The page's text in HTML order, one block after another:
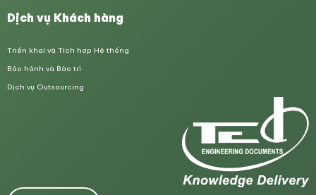
Dịch vụ Khách hàng
Triển khai và Tích hợp Hệ thống
Bảo hành và Bảo trì
Dịch vụ Outsourcing